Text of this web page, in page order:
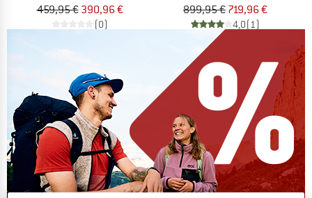
459,95 € 390,96 €
(0)
899,95 € 719,96 €
4,0(1)